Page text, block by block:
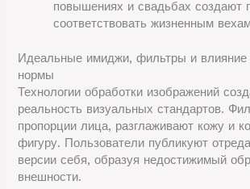
повышениях и свадьбах создают
соответствовать жизненным
Идеальные имиджи, фильтры и влияние
нормы
Технологии обработки изображений
реальность визуальных стандартов.
пропорции лица, разглаживают кожу и
фигуру. Пользователи публикуют
версии себя, образуя недостижимый
внешности.